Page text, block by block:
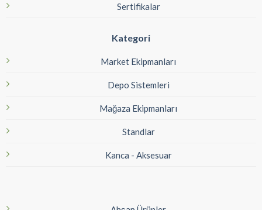
Sertifikalar
Kategori
Market Ekipmanları
Depo Sistemleri
Mağaza Ekipmanları
Standlar
Kanca - Aksesuar